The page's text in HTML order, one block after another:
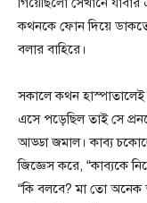
কথনকে ফোন দিয়ে
বলার বাহিরে।
সকালে কথন
এসে পড়েছিল তাই সে
আড্ডা জমাল। কাব্য
জিজ্ঞেস করে, “কাব্যকে
“কি বলবে? মা তো